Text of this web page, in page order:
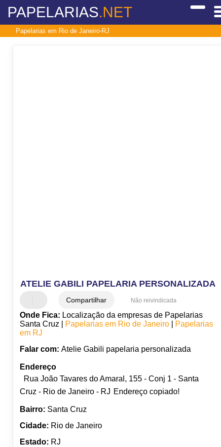
PAPELARIAS.NET
Papelarias em Rio de Janeiro-RJ
ATELIE GABILI PAPELARIA PERSONALIZADA
Compartilhar Não reivindicada
Onde Fica: Localização da empresas de Papelarias
Santa Cruz |
Papelarias em Rio de Janeiro|
Papelarias
em RJ
Falar com: Atelie Gabili papelaria personalizada
Endereço
Rua João Tavares do Amaral, 155 - Conj 1 - Santa
Cruz - Rio de Janeiro - RJ Endereço copiado!
Bairro: Santa Cruz
Cidade: Rio de Janeiro
Estado: RJ